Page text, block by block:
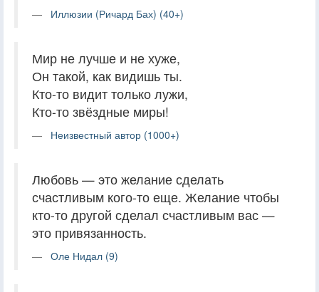
Иллюзии (Ричард Бах) (40+)
Мир не лучше и не хуже,
Он такой, как видишь ты.
Кто-то видит только лужи,
Кто-то звёздные миры!
Неизвестный автор (1000+)
Любовь — это желание сделать
счастливым кого-то еще. Желание чтобы
кто-то другой сделал счастливым вас —
это привязанность.
Оле Нидал (9)